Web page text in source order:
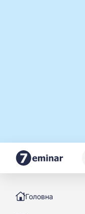
Головна